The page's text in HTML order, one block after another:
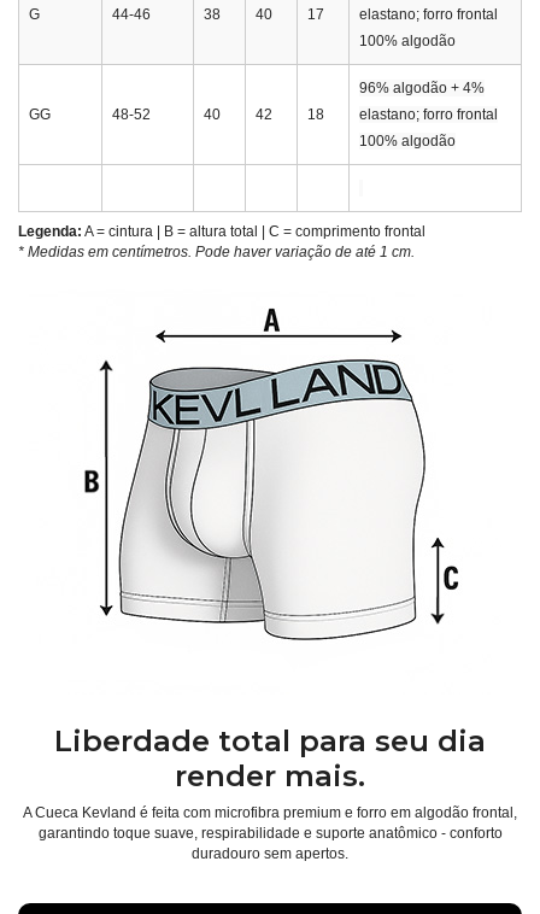
G 44-46 38 40 17
elastano; forro frontal
100% algodão
GG 48-52 40 42 18
96% algodão + 4%
elastano; forro frontal
100% algodão
Legenda: A = cintura | B = altura total | C = comprimento frontal
* Medidas em centímetros. Pode haver variação de até 1 cm.
Liberdade total para seu dia
render mais.
A Cueca Kevland é feita com microfibra premium e forro em algodão frontal,
garantindo toque suave, respirabilidade e suporte anatômico - conforto
duradouro sem apertos.